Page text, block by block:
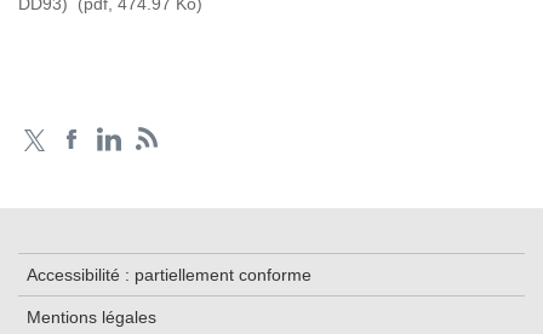
Accessibilité : partiellement conforme
Mentions légales